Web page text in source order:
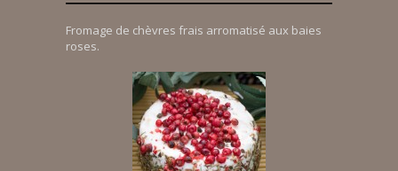
Fromage de chèvres frais arromatisé aux baies
roses.